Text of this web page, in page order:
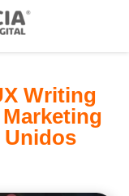
Writing
Unidos